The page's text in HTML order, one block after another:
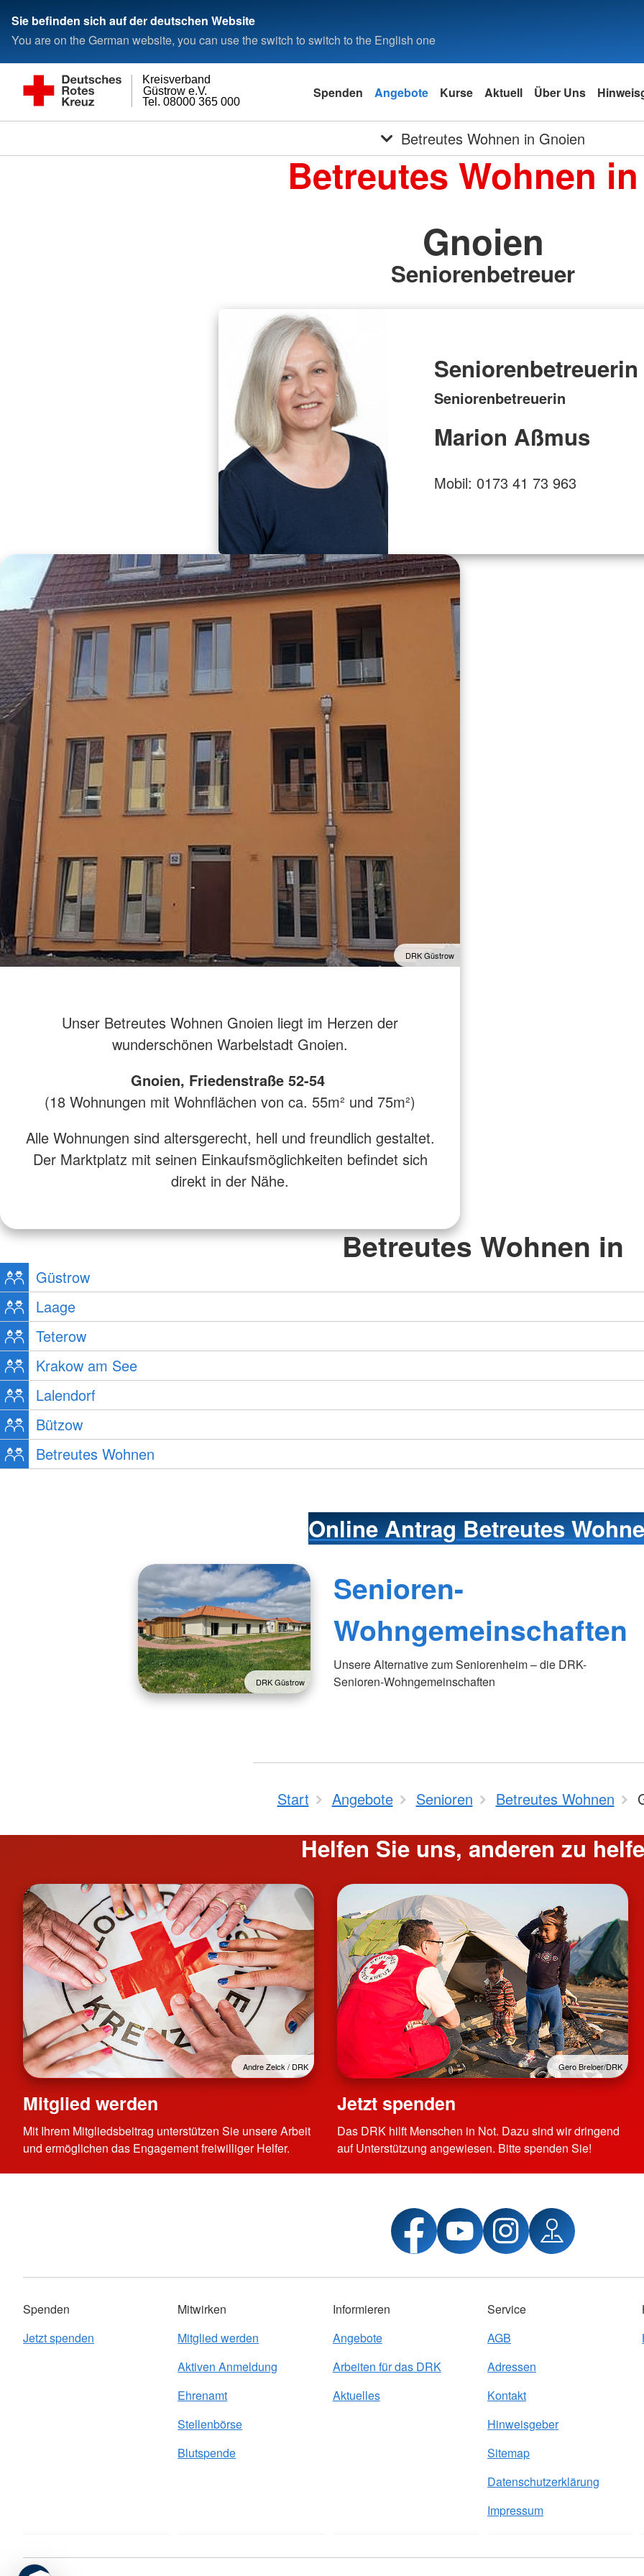
Sie befinden sich auf der deutschen Website
You are on the German website, you can use the switch to switch to the English one
Tel. 08000 365 000
Güstrow e.V.
Kreisverband
Spenden Angebote Kurse Aktuell Über Uns
Betreutes Wohnen in Gnoien
Betreutes Wohnen
Gnoien
Seniorenbetreuer
Seniorenbetreuerin
Seniorenbetreuerin
Marion Aßmus
Mobil: 0173 41 73 963
DRK Güstrow
Unser Betreutes Wohnen Gnoien liegt im Herzen der
wunderschönen Warbelstadt Gnoien.
Gnoien, Friedenstraße 52-54
(18 Wohnungen mit Wohnflächen von ca. 55m² und 75m²)
Alle Wohnungen sind altersgerecht, hell und freundlich gestaltet.
Der Marktplatz mit seinen Einkaufsmöglichkeiten befindet sich
direkt in der Nähe.
Betreutes Wohnen in
Güstrow
Laage
Teterow
Krakow am See
Lalendorf
Bützow
Betreutes Wohnen
Online Antrag Betreutes
DRK Güstrow
Senioren-
Wohngemeinschaften
Unsere Alternative zum Seniorenheim – die DRK-
Senioren-Wohngemeinschaften
Start Angebote Senioren Betreutes Wohnen
Helfen Sie uns, anderen zu
Andre Zelck / DRK
Mitglied werden
Mit Ihrem Mitgliedsbeitrag unterstützen Sie unsere Arbeit
und ermöglichen das Engagement freiwilliger Helfer.
Gero Breloer/DRK
Jetzt spenden
Das DRK hilft Menschen in Not. Dazu sind wir dringend
auf Unterstützung angewiesen. Bitte spenden Sie!
Spenden
Jetzt spenden
Mitwirken
Mitglied werden
Aktiven Anmeldung
Ehrenamt
Stellenbörse
Blutspende
Informieren
Angebote
Arbeiten für das DRK
Aktuelles
Service
AGB
Adressen
Kontakt
Hinweisgeber
Sitemap
Datenschutzerklärung
Impressum